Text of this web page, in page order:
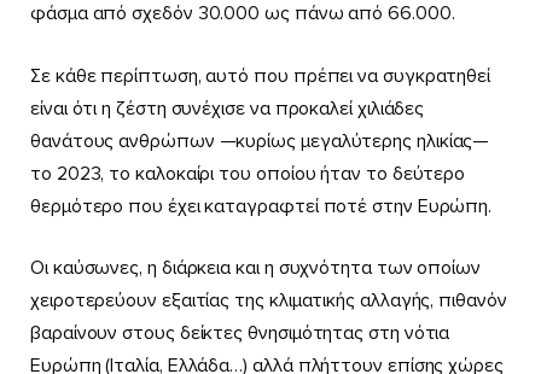
φάσμα από σχεδόν 30.000 ως πάνω από 66.000.
Σε κάθε περίπτωση, αυτό που πρέπει να συγκρατηθεί
είναι ότι η ζέστη συνέχισε να προκαλεί χιλιάδες
θανάτους ανθρώπων —κυρίως μεγαλύτερης ηλικίας—
το 2023, το καλοκαίρι του οποίου ήταν το δεύτερο
θερμότερο που έχει καταγραφτεί ποτέ στην Ευρώπη.
Οι καύσωνες, η διάρκεια και η συχνότητα των οποίων
χειροτερεύουν εξαιτίας της κλιματικής αλλαγής, πιθανόν
βαραίνουν στους δείκτες θνησιμότητας στη νότια
Ευρώπη (Ιταλία, Ελλάδα…) αλλά πλήττουν επίσης χώρες